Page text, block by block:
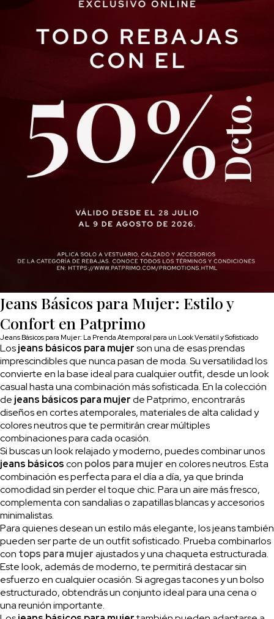
Jeans Básicos para Mujer: Estilo y
Confort en Patprimo
Jeans Básicos para Mujer: La Prenda Atemporal para un Look Versátil y Sofisticado
Losjeans básicos para mujerson una de esas prendas
imprescindibles que nunca pasan de moda. Su versatilidad los
convierte en la base ideal para cualquier outfit, desde un look
casual hasta una combinación más sofisticada. En la colección
de jeans básicos para mujerde Patprimo, encontrarás
diseños en cortes atemporales, materiales de alta calidad y
colores neutros que te permitirán crear múltiples
combinaciones para cada ocasión.
Si buscas un look relajado y moderno, puedes combinar unos
jeans básicoscon polos para mujer en colores neutros. Esta
combinación es perfecta para el día a día, ya que brinda
comodidad sin perder el toque chic. Para un aire más fresco,
complementa con sandalias o zapatillas blancas y accesorios
minimalistas.
Para quienes desean un estilo más elegante, los jeans también
pueden ser parte de un outfit sofisticado. Prueba combinarlos
con tops para mujerajustados y una chaqueta estructurada.
Este look, además de moderno, te permitirá destacar sin
esfuerzo en cualquier ocasión. Si agregas tacones y un bolso
estructurado, obtendrás un conjunto ideal para una cena o
una reunión importante.